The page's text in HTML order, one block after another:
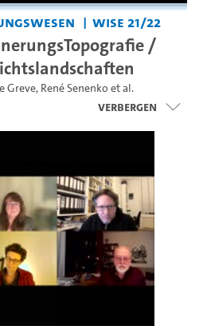
WiSe 21/22
/
Greve, René Senenko et al.
Verbergen